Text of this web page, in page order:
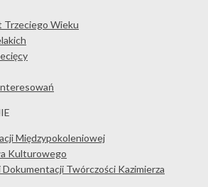
Wieku
Międzypokoleniowej
Kulturowego
Twórczości Kazimierza